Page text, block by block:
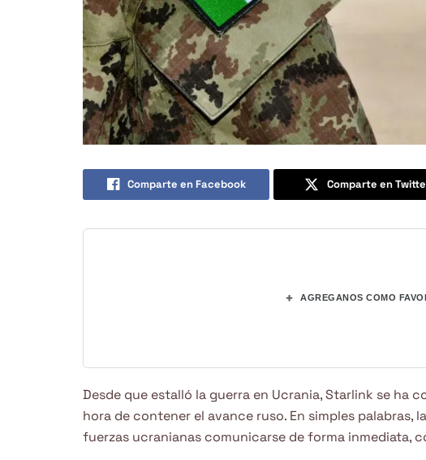
Comparte en Facebook Comparte en
+ AGREGANOS COMO
Desde que estalló la guerra en Ucrania, Starlink se ha
hora de contener el avance ruso. En simples palabras,
fuerzas ucranianas comunicarse de forma inmediata,